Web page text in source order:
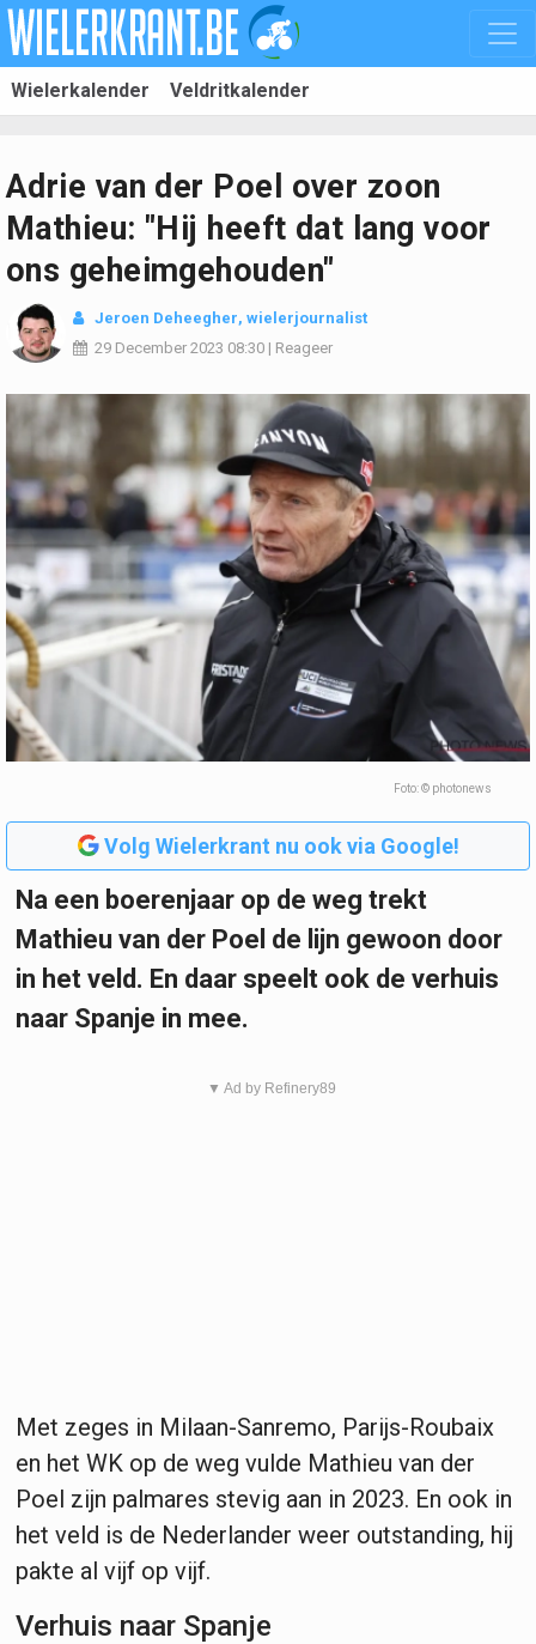
Wielerkalender Veldritkalender
Adrie van der Poel over zoon
Mathieu: "Hij heeft dat lang voor
ons geheimgehouden"
Jeroen Deheegher, wielerjournalist
29 December 2023 08:30 | Reageer
Foto: © photonews
Volg Wielerkrant nu ook via Google!
Na een boerenjaar op de weg trekt
Mathieu van der Poel de lijn gewoon door
in het veld. En daar speelt ook de verhuis
naar Spanje in mee.
▼ Ad by Refinery89
Met zeges in Milaan-Sanremo, Parijs-Roubaix
en het WK op de weg vulde Mathieu van der
Poel zijn palmares stevig aan in 2023. En ook in
het veld is de Nederlander weer outstanding, hij
pakte al vijf op vijf.
Verhuis naar Spanje